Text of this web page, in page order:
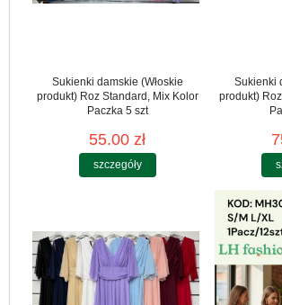
Sukienki damskie (Włoskie
produkt) Roz Standard, Mix Kolor
Paczka 5 szt
55.00 zł
szczegóły
Sukienki
produkt)